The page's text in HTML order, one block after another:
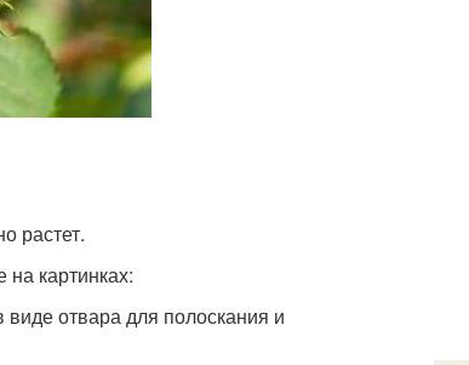
растет.
на картинках:
виде отвара для полоскания и